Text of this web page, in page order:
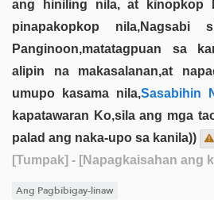
ang hiniling nila, at kinopkop
pinapakopkop nila,Nagsabi
Panginoon,matatagpuan sa
alipin na makasalanan,at
umupo kasama nila,Sasabihin
kapatawaran Ko,sila ang mga
palad ang naka-upo sa kanila))
[Tumpak] - [Napagkaisahan ang
Ang Pagbibigay-linaw